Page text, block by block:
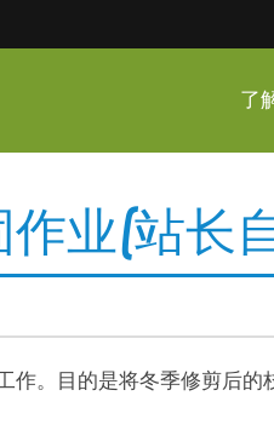
呆家猕猴桃了
作业(站长
作。目的是将冬季修剪后